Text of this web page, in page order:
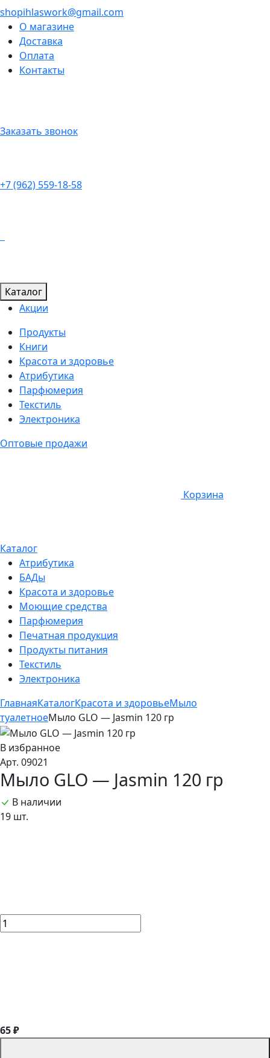
shopihlaswork@gmail.com
О магазине
Доставка
Оплата
Контакты
Заказать звонок
+7 (962) 559-18-58
Каталог
Акции
Продукты
Книги
Красота и здоровье
Атрибутика
Парфюмерия
Текстиль
Электроника
Оптовые продажи
Корзина
Каталог
Атрибутика
БАДы
Красота и здоровье
Моющие средства
Парфюмерия
Печатная продукция
Продукты питания
Текстиль
Электроника
ГлавнаяКаталогКрасота и здоровьеМыло
туалетноеМыло GLO — Jasmin 120 гр
В избранное
Арт. 09021
Мыло GLO — Jasmin 120 гр
В наличии
19 шт.
65 ₽